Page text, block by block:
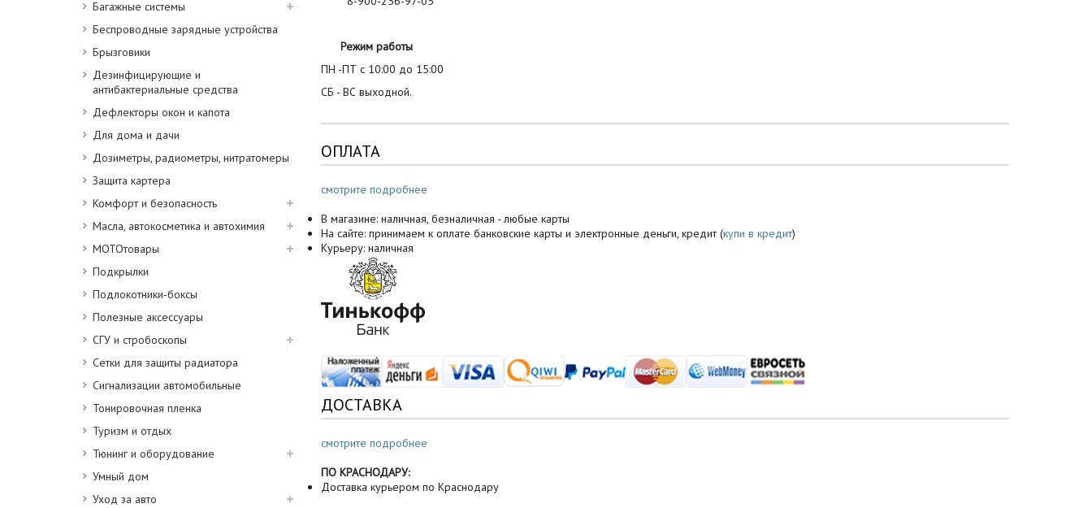
Багажные системы
Беспроводные зарядные устройства
Брызговики
Дезинфицирующие и
антибактериальные средства
Дефлекторы окон и капота
Для дома и дачи
Дозиметры, радиометры, нитратомеры
Защита картера
Комфорт и безопасность
Масла, автокосметика и автохимия
МОТОтовары
Подкрылки
Подлокотники-боксы
Полезные аксессуары
СГУ и стробоскопы
Сетки для защиты радиатора
Сигнализации автомобильные
Тонировочная пленка
Туризм и отдых
Тюнинг и оборудование
Умный дом
Уход за авто
Режим работы
ПН -ПТ с 10:00 до 15:00
СБ - ВС выходной.
ОПЛАТА
смотрите подробнее
В магазине: наличная, безналичная - любые карты
На сайте: принимаем к оплате банковские карты и электронные деньги, кредит (купи в кредит)
Курьеру: наличная
ДОСТАВКА
смотрите подробнее
ПО КРАСНОДАРУ:
Доставка курьером по Краснодару